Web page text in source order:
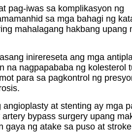
pag-iwas sa komplikasyon ng
sa mga bahagi ng
mahalagang hakbang upang
inirereseta ang mga
na nagpapababa ng kolesterol
para sa pagkontrol ng
at stenting ay mga
bypass surgery upang
gaya ng atake sa puso at